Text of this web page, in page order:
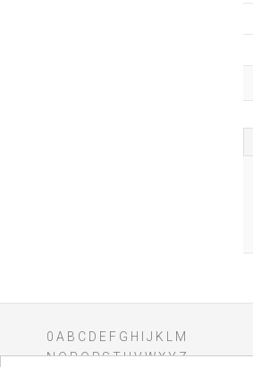
0 A B C D E F G H J K
M
NOPQRSTUVWXYZ